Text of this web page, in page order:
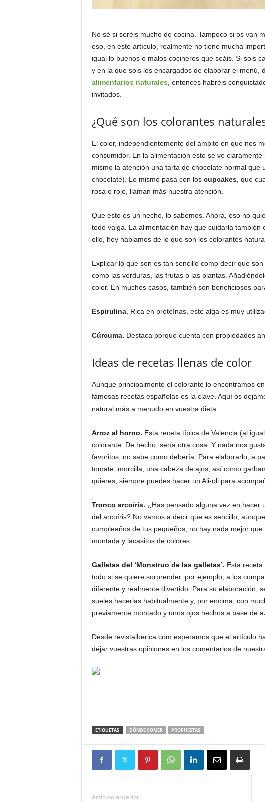
No sé si seréis mucho de cocina. Tampoco si os van
eso, en este artículo, realmente no tiene mucha
igual lo buenos o malos cocineros que seáis. Si sois
y en la que sois los encargados de elaborar el menú,
alimentarios naturales , entonces habréis
invitados.
¿Qué son los colorantes
El color, independientemente del ámbito en que nos
consumidor. En la alimentación esto se ve
mismo la atención una tarta de chocolate normal que
chocolate). Lo mismo pasa con los cupcakes, que
rosa o rojo, llaman más nuestra atención.
Que esto es un hecho, lo sabemos. Ahora, eso no
todo valga. La alimentación hay que cuidarla
ello, hoy hablamos de lo que son los colorantes
Explicar lo que son es tan sencillo como decir que
como las verduras, las frutas o las plantas.
color. En muchos casos, también son beneficiosos
Espirulina. Rica en proteínas, este alga es muy
Cúrcuma. Destaca porque cuenta con propiedades
Ideas de recetas llenas de color
Aunque principalmente el colorante lo encontramos
famosas recetas españolas es la clave. Aquí os
natural más a menudo en vuestra dieta.
Arroz al horno. Esta receta típica de Valencia (al
colorante. De hecho, sería otra cosa. Y nada nos
favoritos, no sabe como debería. Para elaborarlo, a
tomate, morcilla, una cabeza de ajos, así como
quieres, siempre puedes hacer un Ali-oli para
Tronco arcoíris. ¿Has pensado alguna vez en hacer
del arcoíris? No vamos a decir que es sencillo,
cumpleaños de tus pequeños, no hay nada mejor
montada y lacasitos de colores.
Galletas del ‘Monstruo de las galletas’. Esta
todo si se quiere sorprender, por ejemplo, a los
diferente y realmente divertido. Para su elaboración,
sueles hacerlas habitualmente y, por encima, con
previamente montado y unos ojos hechos a base de
Desde revistaiberica.com esperamos que el artículo
dejar vuestras opiniones en los comentarios de
ETIQUETAS DÓNDE COMER PROPUESTAS
Artículo anterior